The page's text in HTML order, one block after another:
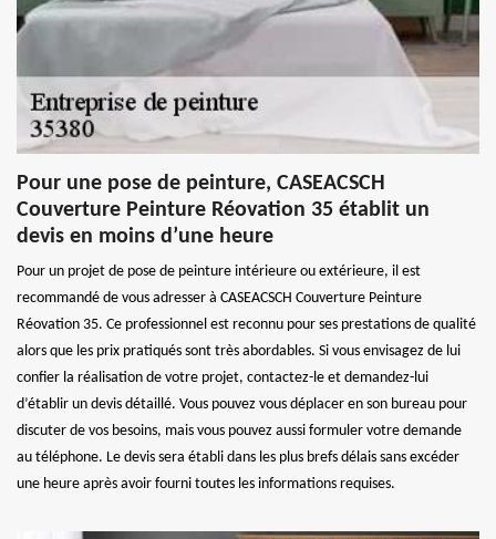
Pour une pose de peinture, CASEACSCH
Couverture Peinture Réovation 35 établit un
devis en moins d’une heure
Pour un projet de pose de peinture intérieure ou extérieure, il est
recommandé de vous adresser à CASEACSCH Couverture Peinture
Réovation 35. Ce professionnel est reconnu pour ses prestations de qualité
alors que les prix pratiqués sont très abordables. Si vous envisagez de lui
confier la réalisation de votre projet, contactez-le et demandez-lui
d’établir un devis détaillé. Vous pouvez vous déplacer en son bureau pour
discuter de vos besoins, mais vous pouvez aussi formuler votre demande
au téléphone. Le devis sera établi dans les plus brefs délais sans excéder
une heure après avoir fourni toutes les informations requises.